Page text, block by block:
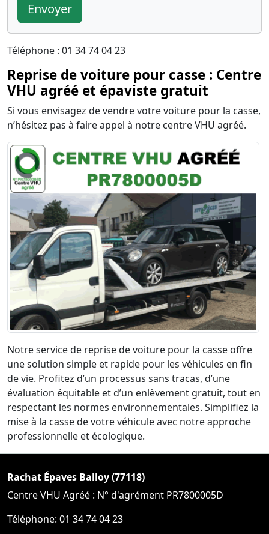
Envoyer
Téléphone : 01 34 74 04 23
Reprise de voiture pour casse : Centre
VHU agréé et épaviste gratuit
Si vous envisagez de vendre votre voiture pour la casse,
n’hésitez pas à faire appel à notre centre VHU agréé.
Notre service de reprise de voiture pour la casse offre
une solution simple et rapide pour les véhicules en fin
de vie. Profitez d’un processus sans tracas, d’une
évaluation équitable et d’un enlèvement gratuit, tout en
respectant les normes environnementales. Simplifiez la
mise à la casse de votre véhicule avec notre approche
professionnelle et écologique.
Rachat Épaves Balloy (77118)
Centre VHU Agréé : N° d'agrément PR7800005D
Téléphone: 01 34 74 04 23